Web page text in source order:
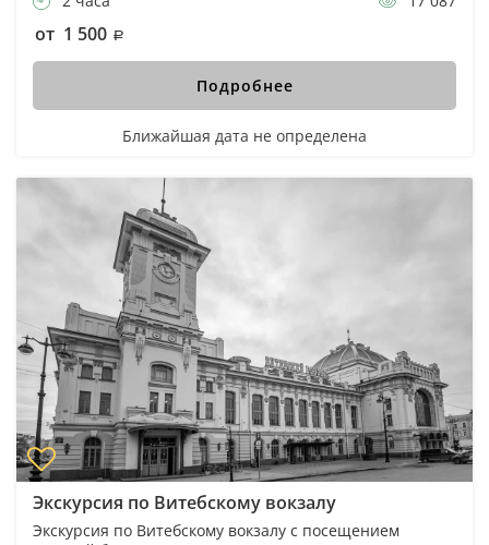
от 1 500
Подробнее
Ближайшая дата не определена
Экскурсия по Витебскому вокзалу
Экскурсия по Витебскому вокзалу с посещением